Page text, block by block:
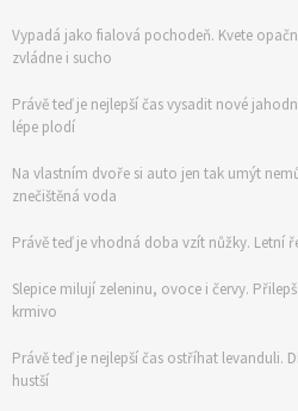
Objednat >
Vypadá jako fialová pochodeň. Kvete
zvládne i sucho
Právě teď je nejlepší čas vysadit nové
lépe plodí
Na vlastním dvoře si auto jen tak umýt
znečištěná voda
Právě teď je vhodná doba vzít nůžky. Letní
Slepice milují zeleninu, ovoce i červy.
krmivo
Právě teď je nejlepší čas ostříhat levanduli.
hustší